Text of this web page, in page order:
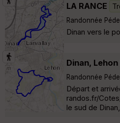
LA RANCE
Randonnée
Dinan vers le
Dinan,
Randonnée
Départ et
randos.fr/
le sud de